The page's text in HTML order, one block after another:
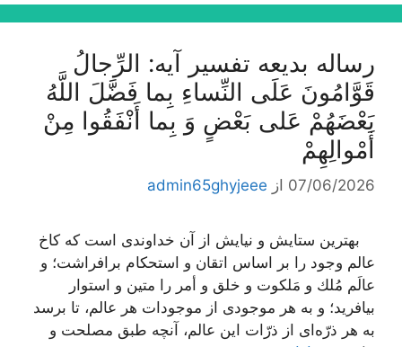
رساله بدیعه تفسیر آیه: الرِّجالُ
قَوَّامُونَ عَلَى النِّساءِ بِما فَضَّلَ اللَّهُ
بَعْضَهُمْ عَلى‌ بَعْضٍ وَ بِما أَنْفَقُوا مِنْ
أَمْوالِهِمْ‌
07/06/2026 از admin65ghyjeee
بهترین ستایش و نیایش از آن خداوندى است كه كاخ
عالم وجود را بر اساس اتقان و استحكام برافراشت؛ و
عالَم مُلك و مَلكوت و خلق و أمر را متین و استوار
بیافرید؛ و به هر موجودى از موجودات هر عالم، تا برسد
به هر ذرّه‌اى از ذرّات این عالم، آنچه طبق مصلحت و